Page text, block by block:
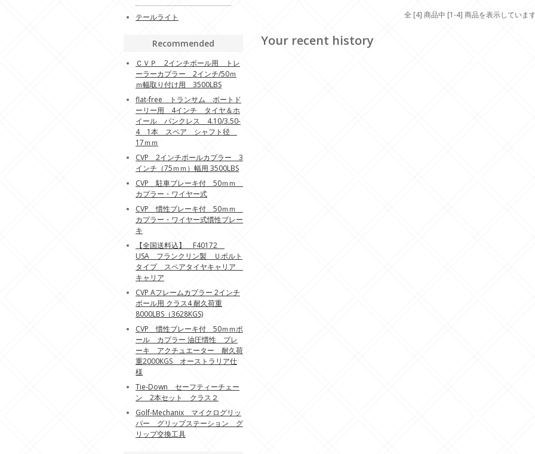
全 [4] 商品中 [1-4] 商品を表示していま
Your recent history
テールライト
Recommended
ＣＶＰ 2インチボール用 トレ
ーラーカプラー 2インチ/50ｍ
ｍ幅取り付け用 3500LBS
flat-free トランサム ボートド
ーリー用 4インチ タイヤ＆ホ
イール パンクレス 4.10/3.50-
4 1本 スペア シャフト径
17ｍｍ
CVP 2インチボールカプラー 3
インチ（75ｍｍ）幅用 3500LBS
CVP 駐車ブレーキ付 50ｍｍ
カプラー・ワイヤー式
CVP 慣性ブレーキ付 50ｍｍ
カプラー・ワイヤー式慣性ブレー
キ
【全国送料込】 F40172
USA フランクリン製 Ｕボルト
タイプ スペアタイヤキャリア
キャリア
CVP Aフレームカプラー 2インチ
ボール用 クラス4 耐久荷重
8000LBS（3628KGS)
CVP 慣性ブレーキ付 50ｍｍボ
ール カプラー 油圧慣性 ブレ
ーキ アクチュエーター 耐久荷
重2000KGS オーストラリア仕
様
Tie-Down セーフティーチェー
ン 2本セット クラス２
Golf-Mechanix マイクログリッ
パー グリップステーション グ
リップ交換工具